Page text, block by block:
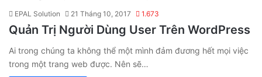
EPAL Solution 21 Tháng 10, 2017 1.673
Quản Trị Người Dùng User Trên WordPress
Ai trong chúng ta không thể một mình đảm đương hết mọi việc
trong một trang web được. Nên sẽ…